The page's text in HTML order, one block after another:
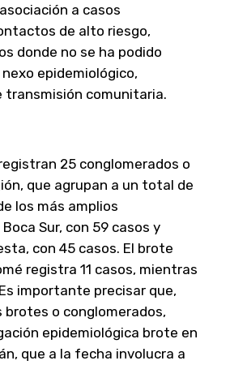
a casos
de alto riesgo,
donde no se ha podido
epidemiológico,
transmisión comunitaria.
25 conglomerados o
que agrupan a un total de
los más amplios
Sur, con 59 casos y
con 45 casos. El brote
registra 11 casos, mientras
importante precisar que,
brotes o conglomerados,
epidemiológica brote en
que a la fecha involucra a